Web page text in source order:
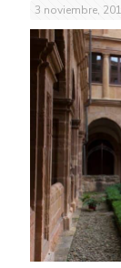
3 noviembre,